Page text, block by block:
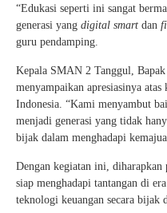
“Edukasi seperti ini sangat
generasi yang digital smart dan
guru pendamping.
Kepala SMAN 2 Tanggul,
menyampaikan apresiasinya
Indonesia. “Kami menyambut
menjadi generasi yang tidak
bijak dalam menghadapi
Dengan kegiatan ini,
siap menghadapi tantangan di
teknologi keuangan secara bijak